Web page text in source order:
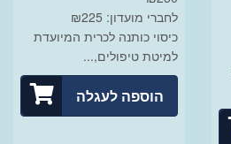
לחברי מועדון: ₪225
כיסוי כותנה לכרית המיועדת
למיטת טיפולים,...
הוספה לעגלה